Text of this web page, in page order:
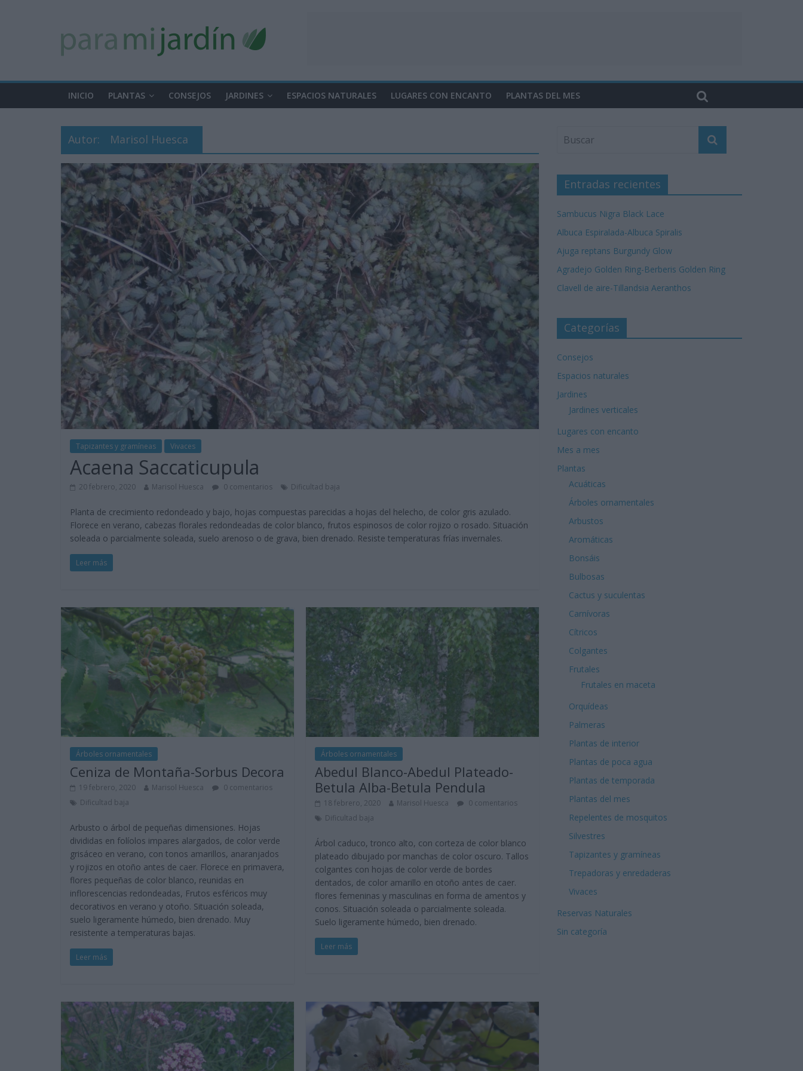
INICIO PLANTAS CONSEJOS JARDINES ESPACIOS NATURALES LUGARES CON ENCANTO PLANTAS DEL MES
Autor: Marisol Huesca
Tapizantes y gramíneas Vivaces
Acaena Saccaticupula
20 febrero, 2020 Marisol Huesca 0 comentarios Dificultad baja
Planta de crecimiento redondeado y bajo, hojas compuestas parecidas a hojas del helecho, de color gris azulado.
Florece en verano, cabezas florales redondeadas de color blanco, frutos espinosos de color rojizo o rosado. Situación
soleada o parcialmente soleada, suelo arenoso o de grava, bien drenado. Resiste temperaturas frías invernales.
Leer más
Árboles ornamentales
Ceniza de Montaña-Sorbus Decora
19 febrero, 2020 Marisol Huesca
0 comentarios
Dificultad baja
Arbusto o árbol de pequeñas dimensiones. Hojas
divididas en folíolos impares alargados, de color verde
grisáceo en verano, con tonos amarillos, anaranjados
y rojizos en otoño antes de caer. Florece en primavera,
flores pequeñas de color blanco, reunidas en
inflorescencias redondeadas, Frutos esféricos muy
decorativos en verano y otoño. Situación soleada,
suelo ligeramente húmedo, bien drenado. Muy
resistente a temperaturas bajas.
Leer más
Árboles ornamentales
Abedul Blanco-Abedul Plateado-
Betula Alba-Betula Pendula
18 febrero, 2020 Marisol Huesca
0 comentarios
Dificultad baja
Árbol caduco, tronco alto, con corteza de color blanco
plateado dibujado por manchas de color oscuro. Tallos
colgantes con hojas de color verde de bordes
dentados, de color amarillo en otoño antes de caer.
flores femeninas y masculinas en forma de amentos y
conos. Situación soleada o parcialmente soleada.
Suelo ligeramente húmedo, bien drenado.
Leer más
Entradas recientes
Sambucus Nigra Black Lace
Albuca Espiralada-Albuca Spiralis
Ajuga reptans Burgundy Glow
Agradejo Golden Ring-Berberis Golden Ring
Clavell de aire-Tillandsia Aeranthos
Categorías
Consejos
Espacios naturales
Jardines
Jardines verticales
Lugares con encanto
Mes a mes
Plantas
Acuáticas
Árboles ornamentales
Arbustos
Aromáticas
Bonsáis
Bulbosas
Cactus y suculentas
Carnívoras
Cítricos
Colgantes
Frutales
Frutales en maceta
Orquídeas
Palmeras
Plantas de interior
Plantas de poca agua
Plantas de temporada
Plantas del mes
Repelentes de mosquitos
Silvestres
Tapizantes y gramíneas
Trepadoras y enredaderas
Vivaces
Reservas Naturales
Sin categoría